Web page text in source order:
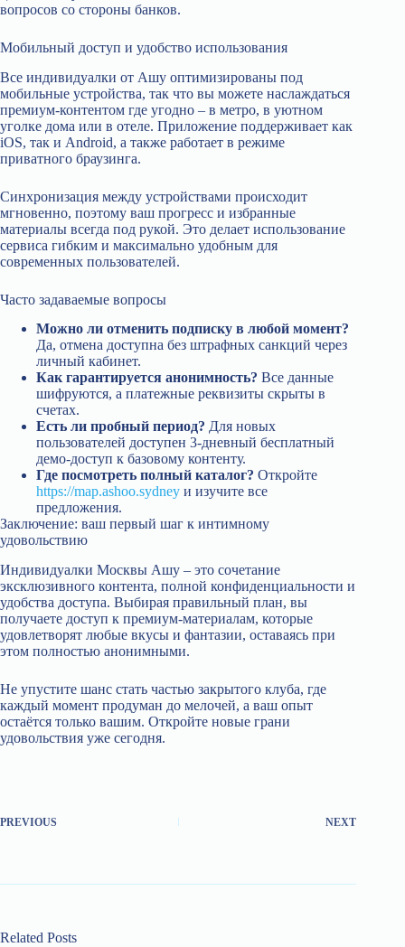
вопросов со стороны банков.
Мобильный доступ и удобство использования
Все индивидуалки от Ашу оптимизированы под
мобильные устройства, так что вы можете наслаждаться
премиум‑контентом где угодно – в метро, в уютном
уголке дома или в отеле. Приложение поддерживает как
iOS, так и Android, а также работает в режиме
приватного браузинга.
Синхронизация между устройствами происходит
мгновенно, поэтому ваш прогресс и избранные
материалы всегда под рукой. Это делает использование
сервиса гибким и максимально удобным для
современных пользователей.
Часто задаваемые вопросы
Можно ли отменить подписку в любой момент?
Да, отмена доступна без штрафных санкций через
личный кабинет.
Как гарантируется анонимность? Все данные
шифруются, а платежные реквизиты скрыты в
счетах.
Есть ли пробный период? Для новых
пользователей доступен 3‑дневный бесплатный
демо‑доступ к базовому контенту.
Где посмотреть полный каталог? Откройте
https://map.ashoo.sydney и изучите все
предложения.
Заключение: ваш первый шаг к интимному
удовольствию
Индивидуалки Москвы Ашу – это сочетание
эксклюзивного контента, полной конфиденциальности и
удобства доступа. Выбирая правильный план, вы
получаете доступ к премиум‑материалам, которые
удовлетворят любые вкусы и фантазии, оставаясь при
этом полностью анонимными.
Не упустите шанс стать частью закрытого клуба, где
каждый момент продуман до мелочей, а ваш опыт
остаётся только вашим. Откройте новые грани
удовольствия уже сегодня.
PREVIOUS NEXT
Related Posts